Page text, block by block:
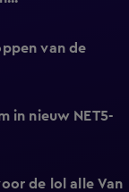
van de
in nieuw NET5-
de lol alle Van